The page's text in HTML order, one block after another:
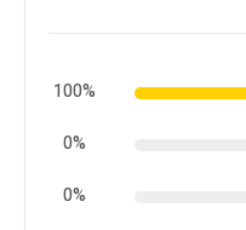
100%
0%
0%